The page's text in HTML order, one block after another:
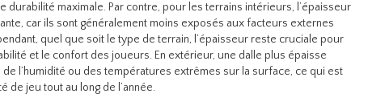
maximale. Par contre, pour les terrains intérieurs, l’épaisseur
car ils sont généralement moins exposés aux facteurs externes
quel que soit le type de terrain, l’épaisseur reste cruciale pour
et le confort des joueurs. En extérieur, une dalle plus épaisse
l’humidité ou des températures extrêmes sur la surface, ce qui est
de jeu tout au long de l’année.